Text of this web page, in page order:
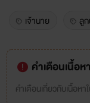
เจ้านาย ลู
คำเตือนเนื้อหา
คำเตือนเกี่ยวกับเนื้อห